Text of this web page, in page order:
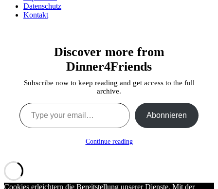
Datenschutz
Kontakt
Discover more from
Dinner4Friends
Subscribe now to keep reading and get access to the full
archive.
Type your email…
Abonnieren
Continue reading
Cookies erleichtern die Bereitstellung unserer Dienste. Mit der